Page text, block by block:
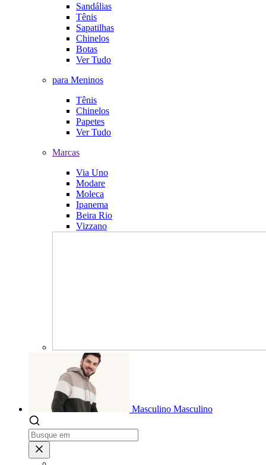
Sandálias
Tênis
Sapatilhas
Chinelos
Botas
Ver Tudo
para Meninos
Tênis
Chinelos
Papetes
Ver Tudo
Marcas
Via Uno
Modare
Moleca
Ipanema
Beira Rio
Vizzano
Masculino Masculino